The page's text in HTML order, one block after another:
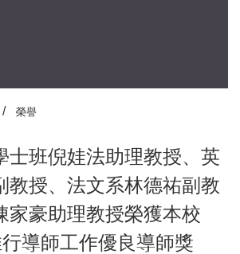
榮譽
士班倪娃法助理教授、英
教授、法文系林德祐副教
家豪助理教授榮獲本校
導師工作優良導師獎